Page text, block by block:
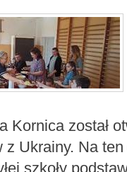
Kornica został
z Ukrainy. Na
szkoły